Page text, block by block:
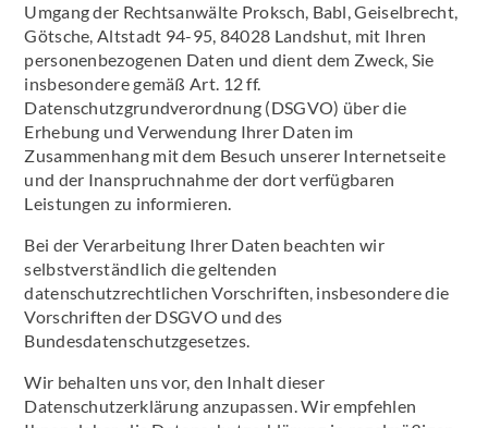
Umgang der Rechtsanwälte Proksch, Babl, Geiselbrecht,
Götsche, Altstadt 94-95, 84028 Landshut, mit Ihren
personenbezogenen Daten und dient dem Zweck, Sie
insbesondere gemäß Art. 12 ff.
Datenschutzgrundverordnung (DSGVO) über die
Erhebung und Verwendung Ihrer Daten im
Zusammenhang mit dem Besuch unserer Internetseite
und der Inanspruchnahme der dort verfügbaren
Leistungen zu informieren.
Bei der Verarbeitung Ihrer Daten beachten wir
selbstverständlich die geltenden
datenschutzrechtlichen Vorschriften, insbesondere die
Vorschriften der DSGVO und des
Bundesdatenschutzgesetzes.
Wir behalten uns vor, den Inhalt dieser
Datenschutzerklärung anzupassen. Wir empfehlen